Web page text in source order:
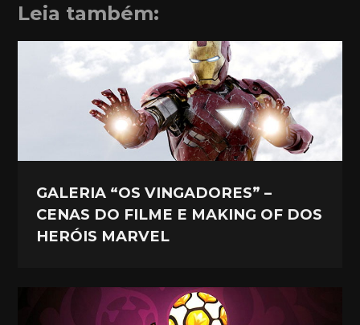
Leia também:
GALERIA “OS VINGADORES” –
CENAS DO FILME E MAKING OF DOS
HERÓIS MARVEL